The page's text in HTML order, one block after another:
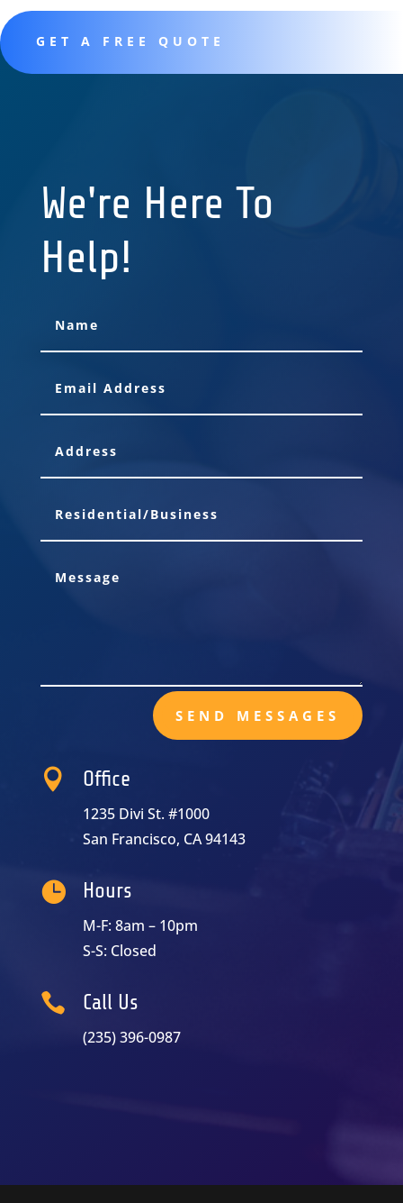
GET A FREE QUOTE
We're Here To
Help!
SEND MESSAGES
 Office
1235 Divi St. #1000
San Francisco, CA 94143
 Hours
M-F: 8am – 10pm
S-S: Closed
 Call Us
(235) 396-0987